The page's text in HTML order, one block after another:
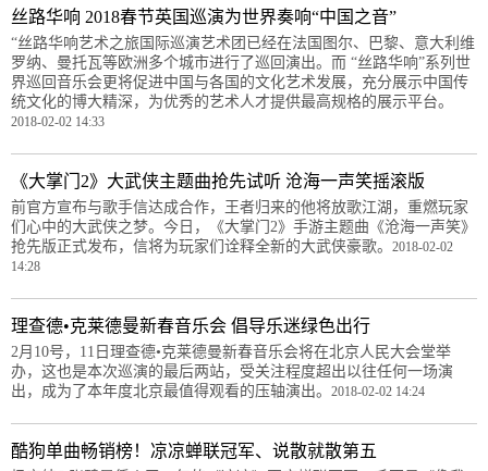
丝路华响 2018春节英国巡演为世界奏响“中国之音”
“丝路华响艺术之旅国际巡演艺术团已经在法国图尔、巴黎、意大利维
罗纳、曼托瓦等欧洲多个城市进行了巡回演出。而 “丝路华响”系列世
界巡回音乐会更将促进中国与各国的文化艺术发展，充分展示中国传
统文化的博大精深，为优秀的艺术人才提供最高规格的展示平台。
2018-02-02 14:33
《大掌门2》大武侠主题曲抢先试听 沧海一声笑摇滚版
前官方宣布与歌手信达成合作，王者归来的他将放歌江湖，重燃玩家
们心中的大武侠之梦。今日，《大掌门2》手游主题曲《沧海一声笑》
抢先版正式发布，信将为玩家们诠释全新的大武侠豪歌。 2018-02-02
14:28
理查德•克莱德曼新春音乐会 倡导乐迷绿色出行
2月10号，11日理查德•克莱德曼新春音乐会将在北京人民大会堂举
办，这也是本次巡演的最后两站，受关注程度超出以往任何一场演
出，成为了本年度北京最值得观看的压轴演出。 2018-02-02 14:24
酷狗单曲畅销榜！凉凉蝉联冠军、说散就散第五